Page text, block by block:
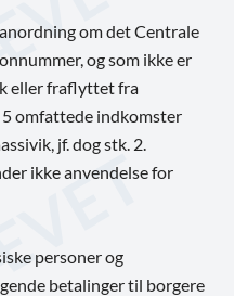
om det Centrale
og som ikke er
eller fraflyttet fra
5 omfattede indkomster
jf. dog stk. 2.
ikke anvendelse for
personer og
betalinger til borgere